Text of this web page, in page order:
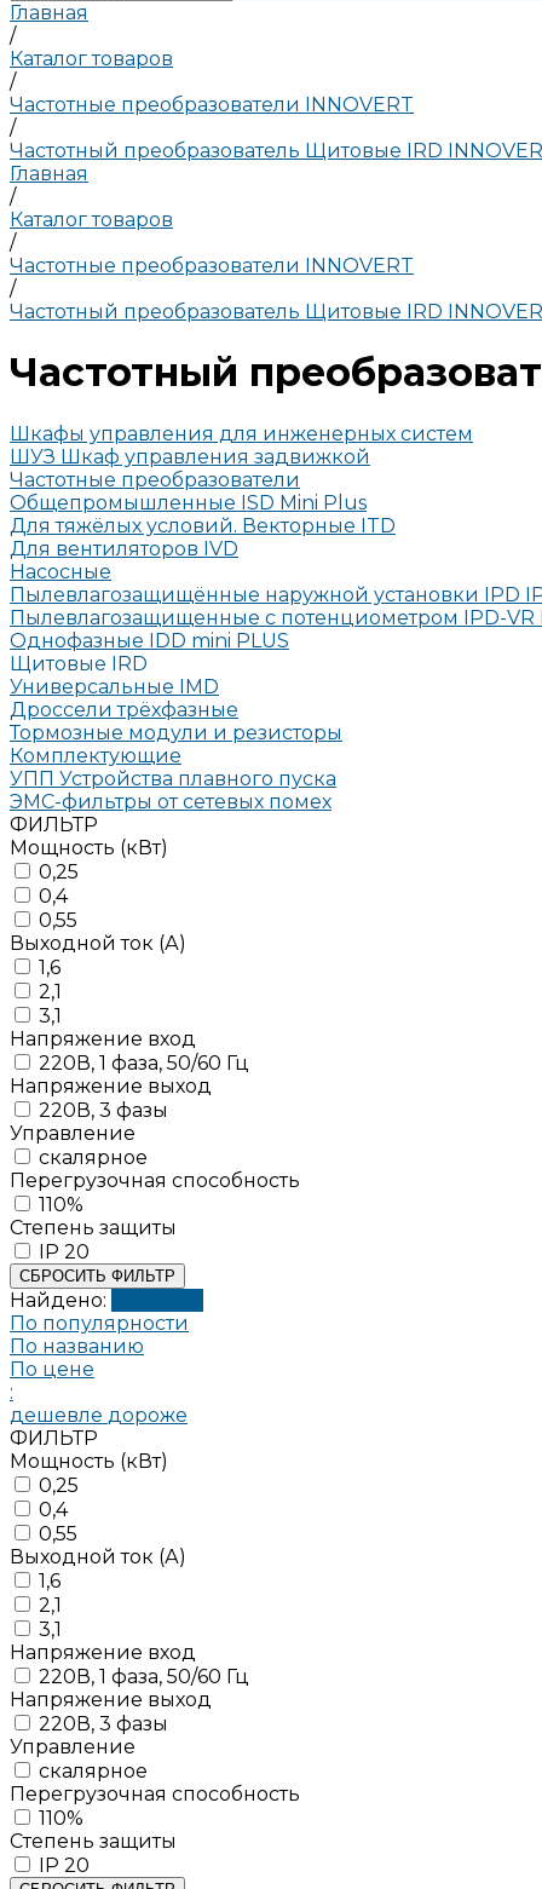
Главная
/
Каталог товаров
/
Частотные преобразователи INNOVERT
/
Частотный преобразователь Щитовые IRD
Главная
/
Каталог товаров
/
Частотные преобразователи INNOVERT
/
Частотный преобразователь Щитовые IRD
Частотный
Шкафы управления для инженерных систем
ШУЗ Шкаф управления задвижкой
Частотные преобразователи
Общепромышленные ISD Mini Plus
Для тяжёлых условий. Векторные ITD
Для вентиляторов IVD
Насосные
Пылевлагозащищённые наружной установки IPD
Пылевлагозащищенные с потенциометром IPD-VR
Однофазные IDD mini PLUS
Щитовые IRD
Универсальные IMD
Дроссели трёхфазные
Тормозные модули и резисторы
Комплектующие
УПП Устройства плавного пуска
ЭМС-фильтры от сетевых помех
ФИЛЬТР
Мощность (кВт)
0,25
0,4
0,55
Выходной ток (А)
1,6
2,1
3,1
Напряжение вход
220В, 1 фаза, 50/60 Гц
Напряжение выход
220В, 3 фазы
Управление
скалярное
Перегрузочная способность
110%
Степень защиты
IP 20
СБРОСИТЬ ФИЛЬТР
Найдено:
По популярности
По названию
По цене
:
дешевле дороже
ФИЛЬТР
Мощность (кВт)
0,25
0,4
0,55
Выходной ток (А)
1,6
2,1
3,1
Напряжение вход
220В, 1 фаза, 50/60 Гц
Напряжение выход
220В, 3 фазы
Управление
скалярное
Перегрузочная способность
110%
Степень защиты
IP 20